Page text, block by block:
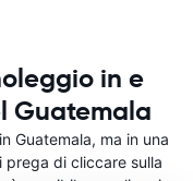
in e
Guatemala
Guatemala, ma in una
prega di cliccare sulla